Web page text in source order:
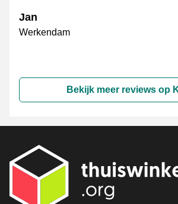
Jan
Werkendam
Bekijk meer reviews op